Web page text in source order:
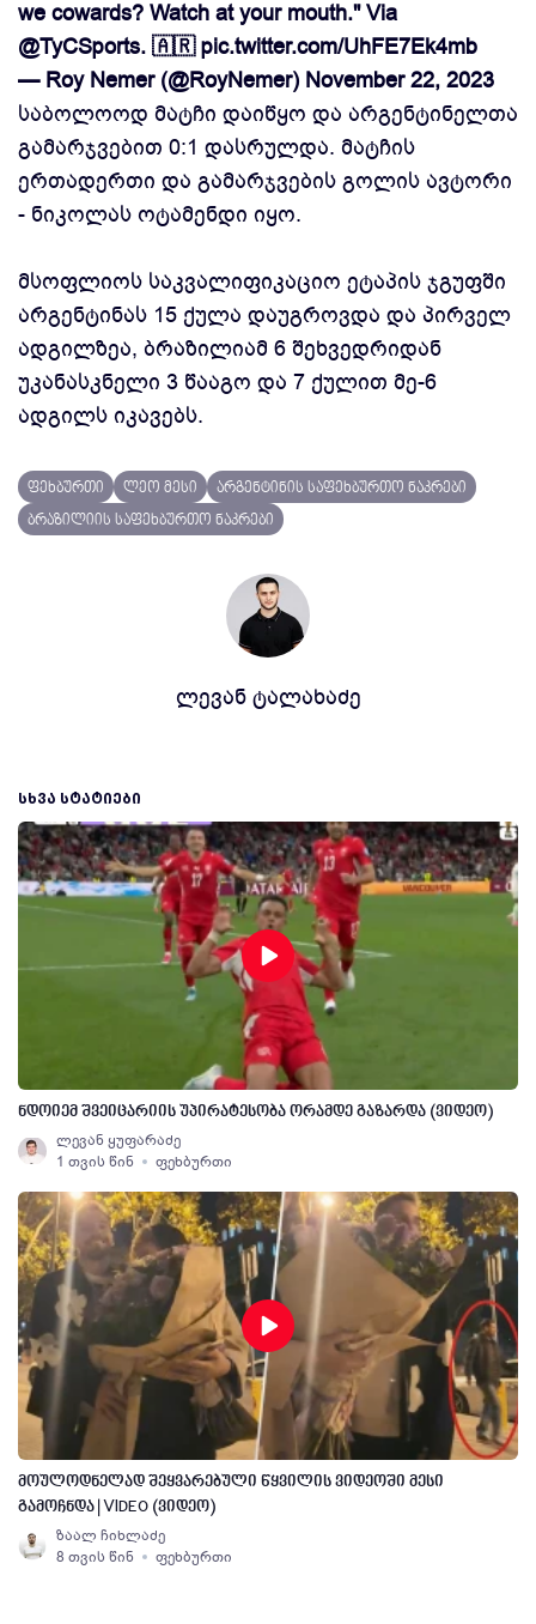
we cowards? Watch at your mouth." Via
@TyCSports. 🇦🇷pic.twitter.com/UhFE7Ek4mb
— Roy Nemer (@RoyNemer) November 22, 2023
საბოლოოდ მატჩი დაიწყო და არგენტინელთა
გამარჯვებით 0:1 დასრულდა. მატჩის
ერთადერთი და გამარჯვების გოლის ავტორი
- ნიკოლას ოტამენდი იყო.
მსოფლიოს საკვალიფიკაციო ეტაპის ჯგუფში
არგენტინას 15 ქულა დაუგროვდა და პირველ
ადგილზეა, ბრაზილიამ 6 შეხვედრიდან
უკანასკნელი 3 წააგო და 7 ქულით მე-6
ადგილს იკავებს.
ფეხბურთი ლეო მესი
არგენტინის საფეხბურთო ნაკრები
ბრაზილიის საფეხბურთო ნაკრები
ლევან ტალახაძე
ᲡᲮᲕᲐ ᲡᲢᲐᲢᲘᲔᲑᲘ
ნდოიემ შვეიცარიის უპირატესობა ორამდე გაზარდა (ვიდეო)
ლევან ყუფარაძე
1 თვის წინ
ფეხბურთი
მოულოდნელად შეყვარებული წყვილის ვიდეოში მესი
გამოჩნდა | VIDEO (ვიდეო)
ზაალ ჩიხლაძე
8 თვის წინ
ფეხბურთი